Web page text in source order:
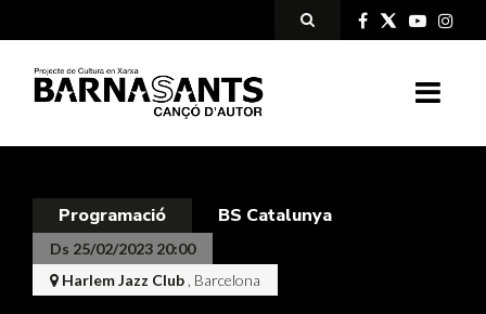
Programació BS Catalunya
Ds 25/02/2023 20:00
Harlem Jazz Club , Barcelona